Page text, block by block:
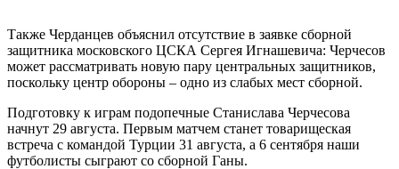
Также Черданцев объяснил отсутствие в заявке сборной
защитника московского ЦСКА Сергея Игнашевича: Черчесов
может рассматривать новую пару центральных защитников,
поскольку центр обороны – одно из слабых мест сборной.
Подготовку к играм подопечные Станислава Черчесова
начнут 29 августа. Первым матчем станет товарищеская
встреча с командой Турции 31 августа, а 6 сентября наши
футболисты сыграют со сборной Ганы.